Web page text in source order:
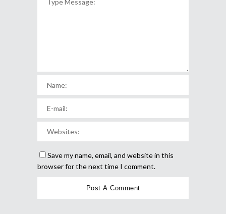
Save my name, email, and website in this
browser for the next time I comment.